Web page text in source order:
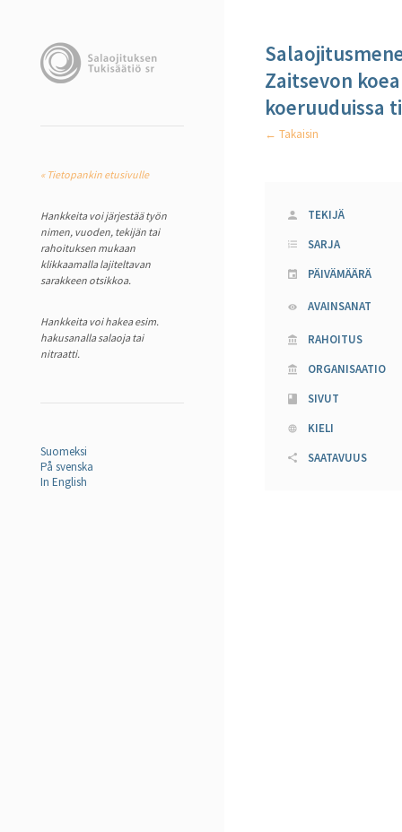
« Tietopankin etusivulle
Hankkeita voi järjestää työn
nimen, vuoden, tekijän tai
rahoituksen mukaan
klikkaamalla lajiteltavan
sarakkeen otsikkoa.
Hankkeita voi hakea esim.
hakusanalla salaoja tai
nitraatti.
Suomeksi
På svenska
In English
Zaitsevon
koeruuduissa
← Takaisin
TEKIJÄ
SARJA
PÄIVÄMÄÄRÄ
AVAINSANAT
RAHOITUS
ORGANISAATIO
SIVUT
KIELI
SAATAVUUS